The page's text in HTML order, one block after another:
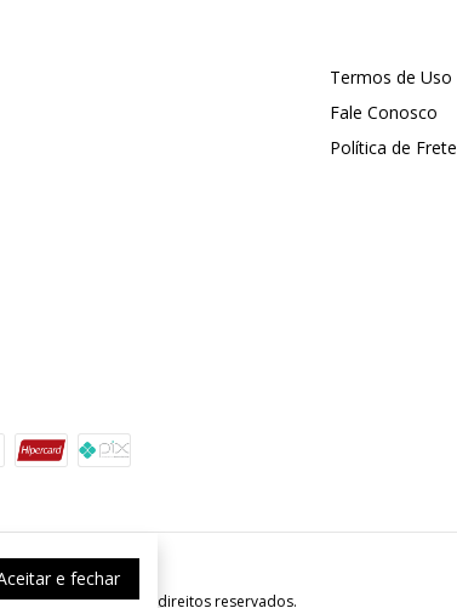
e fechar
Termos de Uso
Fale Conosco
Política de Frete
Todos os direitos reservados.